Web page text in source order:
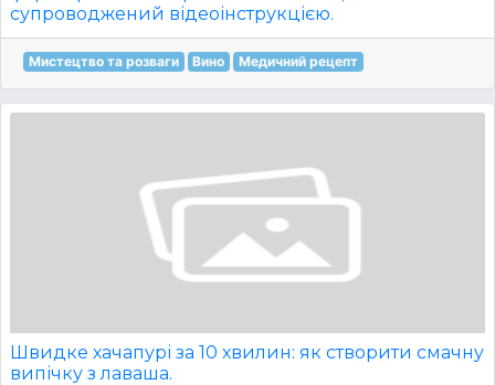
супроводжений відеоінструкцією.
Мистецтво та розваги Вино Медичний рецепт
Швидке хачапурі за 10 хвилин: як створити смачну
випічку з лаваша.